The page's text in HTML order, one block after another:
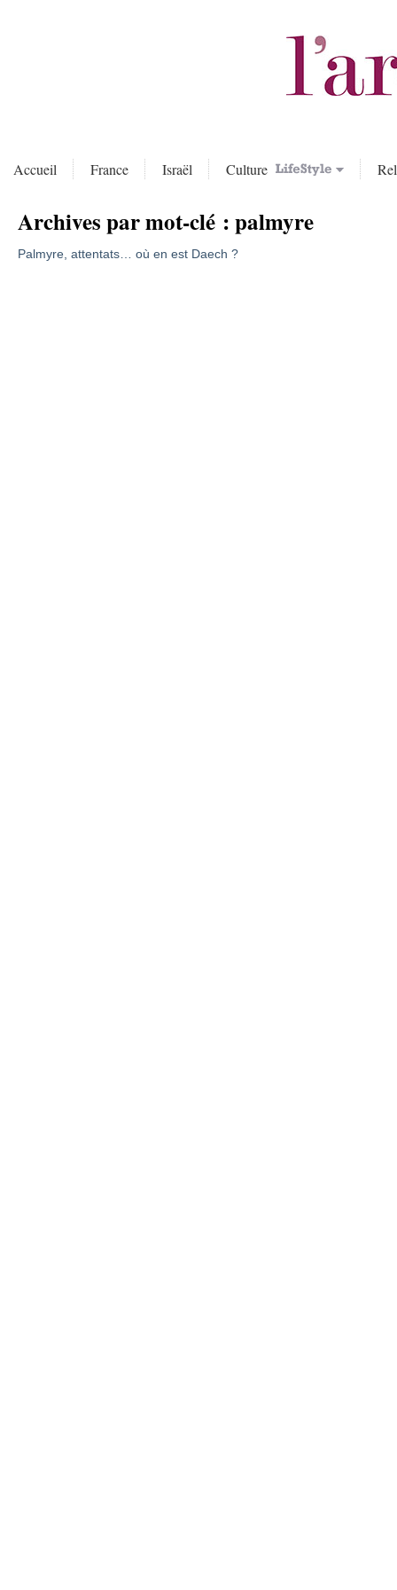
Accueil France Israël Culture
Archives par mot-clé :palmyre
Palmyre, attentats… où en est Daech ?